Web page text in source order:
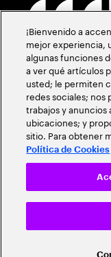
¡Bienvenido a
mejor experiencia,
algunas funciones
a ver qué artículos
usted; le permiten
redes sociales;
trabajos y anuncios
ubicaciones; y
sitio. Para obtener
Política de Cookies